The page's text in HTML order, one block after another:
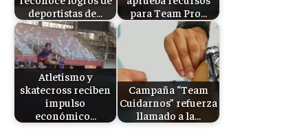
deportistas de…
para Team Pro…
Atletismo y
skatecross reciben
impulso
económico…
Campaña “Team
Cuidarnos” refuerza
llamado a la…